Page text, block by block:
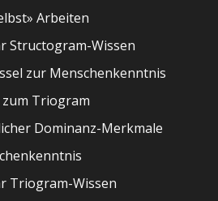
Arbeiten
Structogram-Wissen
zur Menschenkenntnis
Triogram
Dominanz-Merkmale
Triogram-Wissen